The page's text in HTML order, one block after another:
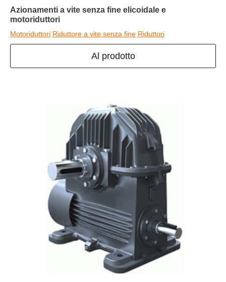
Azionamenti a vite senza fine elicoidale e
motoriduttori
Motoriduttori Riduttore a vite senza fine Riduttori
Al prodotto